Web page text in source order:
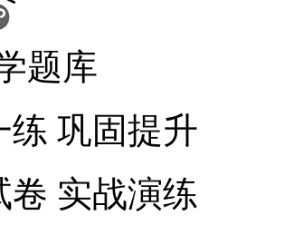
题库
练 巩固提升
卷 实战演练